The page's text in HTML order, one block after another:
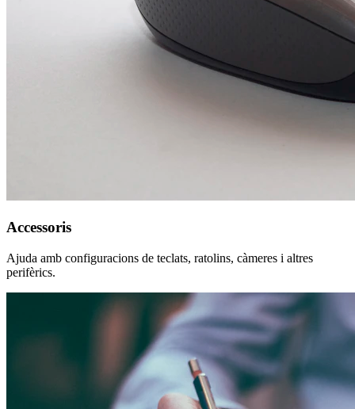
Accessoris
Ajuda amb configuracions de teclats, ratolins, càmeres i altres
perifèrics.